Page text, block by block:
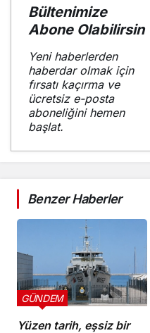
Bültenimize
Abone Olabilirsin
Yeni haberlerden
haberdar olmak için
fırsatı kaçırma ve
ücretsiz e-posta
aboneliğini hemen
başlat.
Benzer Haberler
Yüzen tarih, eşsiz bir
GÜNDEM